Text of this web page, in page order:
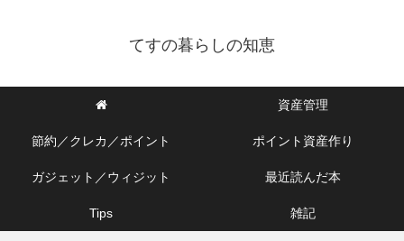
てすの暮らしの知恵
資産管理
節約／クレカ／ポイント ポイント資産作り
ガジェット／ウィジット 最近読んだ本
Tips 雑記